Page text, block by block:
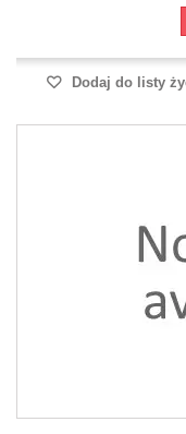
Dodaj do listy